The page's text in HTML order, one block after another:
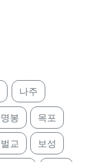
나주
명봉 목포
벌교 보성